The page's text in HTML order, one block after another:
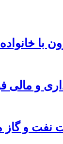
با
و
و گاز